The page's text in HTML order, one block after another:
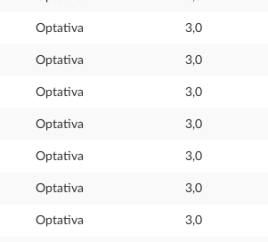
Optativa 3,0
Optativa 3,0
Optativa 3,0
Optativa 3,0
Optativa 3,0
Optativa 3,0
Optativa 3,0